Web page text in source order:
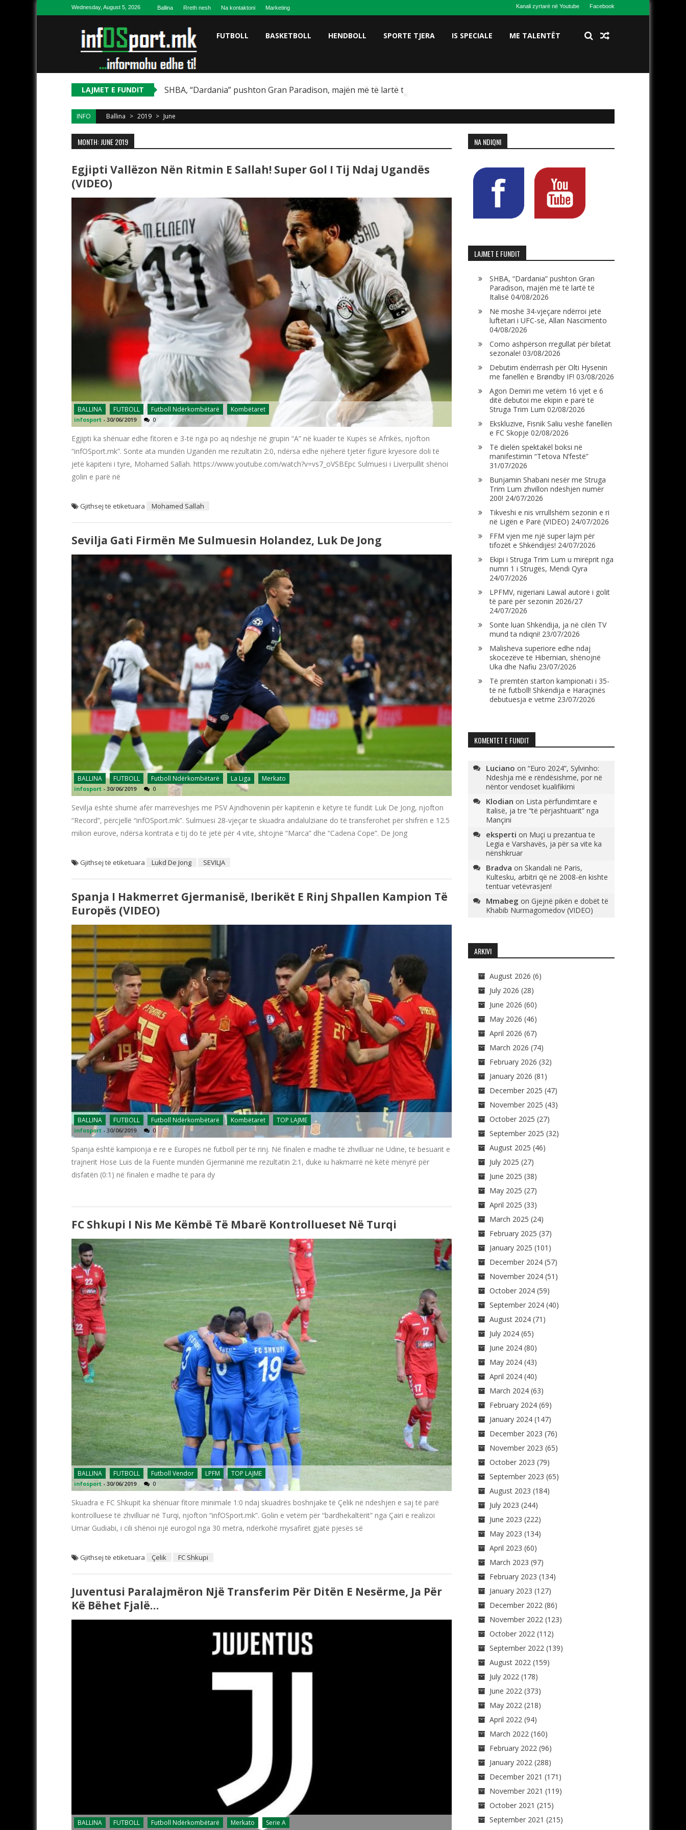
Skip to contentWednesday, August 5, 2026 Ballina Rreth nesh Na kontaktoni Marketing Kanali zyrtarë në Youtube Facebook
FUTBOLL BASKETBOLL HENDBOLL SPORTE TJERA IS SPECIALE ME TALENTËT
LAJMET E FUNDIT SHBA, “Dardania” pushton Gran Paradison, majën më të lartë të Italisë
INFO Ballina > 2019 > June
MONTH: JUNE 2019
Egjipti Vallëzon Nën Ritmin E Sallah! Super Gol I Tij Ndaj Ugandës
(VIDEO)
BALLINA FUTBOLL Futboll Ndërkombëtarë Kombëtaret
infosport - 30/06/2019 0
Egjipti ka shënuar edhe fitoren e 3-të nga po aq ndeshje në grupin “A” në kuadër të Kupës së Afrikës, njofton
“infOSport.mk”. Sonte ata mundën Ugandën me rezultatin 2:0, ndërsa edhe njëherë tjetër figurë kryesore doli të
jetë kapiteni i tyre, Mohamed Sallah. https://www.youtube.com/watch?v=vs7_oVSBEpc Sulmuesi i Liverpullit shënoi
golin e parë në
Gjithsej të etiketuara Mohamed Sallah
Sevilja Gati Firmën Me Sulmuesin Holandez, Luk De Jong
BALLINA FUTBOLL Futboll Ndërkombëtarë La Liga Merkato
infosport - 30/06/2019 0
Sevilja është shumë afër marrëveshjes me PSV Ajndhovenin për kapitenin e këtyre të fundit Luk De Jong, njofton
“Record”, përcjellë “infOSport.mk”. Sulmuesi 28-vjeçar te skuadra andalulziane do të transferohet për shifrën e 12.5
milion eurove, ndërsa kontrata e tij do të jetë për 4 vite, shtojnë “Marca” dhe “Cadena Cope”. De Jong
Gjithsej të etiketuara Lukd De Jong SEVILJA
Spanja I Hakmerret Gjermanisë, Iberikët E Rinj Shpallen Kampion Të
Europës (VIDEO)
BALLINA FUTBOLL Futboll Ndërkombëtarë Kombëtaret TOP LAJME
infosport - 30/06/2019 0
Spanja është kampionja e re e Europës në futboll për të rinj. Në finalen e madhe të zhvilluar në Udine, të besuarit e
trajnerit Hose Luis de la Fuente mundën Gjermaninë me rezultatin 2:1, duke iu hakmarrë në këtë mënyrë për
disfatën (0:1) në finalen e madhe të para dy
FC Shkupi I Nis Me Këmbë Të Mbarë Kontrollueset Në Turqi
BALLINA FUTBOLL Futboll Vendor LPFM TOP LAJME
infosport - 30/06/2019 0
Skuadra e FC Shkupit ka shënuar fitore minimale 1:0 ndaj skuadrës boshnjake të Çelik në ndeshjen e saj të parë
kontrolluese të zhvilluar në Turqi, njofton “infOSport.mk”. Golin e vetëm për “bardhekaltërit” nga Çairi e realizoi
Umar Gudiabi, i cili shënoi një eurogol nga 30 metra, ndërkohë mysafirët gjatë pjesës së
Gjithsej të etiketuara Çelik FC Shkupi
Juventusi Paralajmëron Një Transferim Për Ditën E Nesërme, Ja Për
Kë Bëhet Fjalë…
BALLINA FUTBOLL Futboll Ndërkombëtarë Merkato Serie A
NA NDIQNI
LAJMET E FUNDIT
SHBA, “Dardania” pushton Gran
Paradison, majën më të lartë të
Italisë 04/08/2026
Në moshë 34-vjeçare ndërroi jetë
luftëtari i UFC-së, Allan Nascimento
04/08/2026
Como ashpërson rregullat për biletat
sezonale! 03/08/2026
Debutim ëndërrash për Olti Hysenin
me fanellën e Brøndby IF! 03/08/2026
Agon Demiri me vetëm 16 vjet e 6
ditë debutoi me ekipin e parë të
Struga Trim Lum 02/08/2026
Ekskluzive, Fisnik Saliu veshë fanellën
e FC Skopje 02/08/2026
Të dielën spektakël boksi në
manifestimin “Tetova N’festë”
31/07/2026
Bunjamin Shabani nesër me Struga
Trim Lum zhvillon ndeshjen numër
200! 24/07/2026
Tikveshi e nis vrrullshëm sezonin e ri
në Ligën e Parë (VIDEO) 24/07/2026
FFM vjen me një super lajm për
tifozët e Shkëndijës! 24/07/2026
Ekipi i Struga Trim Lum u mirëprit nga
numri 1 i Strugës, Mendi Qyra
24/07/2026
LPFMV, nigeriani Lawal autorë i golit
të parë për sezonin 2026/27
24/07/2026
Sonte luan Shkëndija, ja në cilën TV
mund ta ndiqni! 23/07/2026
Malisheva superiore edhe ndaj
skocezëve të Hibernian, shënojnë
Uka dhe Nafiu 23/07/2026
Të premtën starton kampionati i 35-
të në futboll! Shkëndija e Haraçinës
debutuesja e vetme 23/07/2026
KOMENTET E FUNDIT
Luciano on “Euro 2024”, Sylvinho:
Ndeshja më e rëndësishme, por në
nëntor vendoset kualifikimi
Klodian on Lista përfundimtare e
Italisë, ja tre “të përjashtuarit” nga
Mançini
eksperti on Muçi u prezantua te
Legia e Varshavës, ja për sa vite ka
nënshkruar
Bradva on Skandali në Paris,
Kultesku, arbitri që në 2008-ën kishte
tentuar vetëvrasjen!
Mmabeg on Gjejnë pikën e dobët të
Khabib Nurmagomedov (VIDEO)
ARKIVI
August 2026 (6)
July 2026 (28)
June 2026 (60)
May 2026 (46)
April 2026 (67)
March 2026 (74)
February 2026 (32)
January 2026 (81)
December 2025 (47)
November 2025 (43)
October 2025 (27)
September 2025 (32)
August 2025 (46)
July 2025 (27)
June 2025 (38)
May 2025 (27)
April 2025 (33)
March 2025 (24)
February 2025 (37)
January 2025 (101)
December 2024(57)
November 2024(51)
October 2024(59)
September 2024(40)
August 2024(71)
July 2024(65)
June 2024(80)
May 2024(43)
April 2024(40)
March 2024(63)
February 2024(69)
January 2024(147)
December 2023 (76)
November 2023 (65)
October 2023 (79)
September 2023 (65)
August 2023 (184)
July 2023 (244)
June 2023 (222)
May 2023 (134)
April 2023 (60)
March 2023 (97)
February 2023 (134)
January 2023 (127)
December 2022(86)
November 2022(123)
October 2022(112)
September 2022(139)
August 2022(159)
July 2022(178)
June 2022(373)
May 2022(218)
April 2022(94)
March 2022(160)
February 2022(96)
January 2022(288)
December 2021 (171)
November 2021 (119)
October 2021 (215)
September 2021 (215)